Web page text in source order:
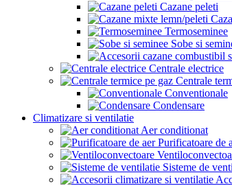
Cazane peleti
Termoseminee
Sobe si
Centrale electrice
Centrale
Conventionale
Condensare
Climatizare si ventilatie
Aer conditionat
Purificatoare de
Sisteme de